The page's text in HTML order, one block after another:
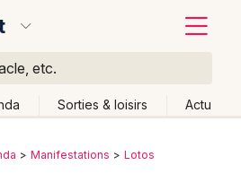
etc.
Sorties & loisirs Actu
Manifestations Lotos